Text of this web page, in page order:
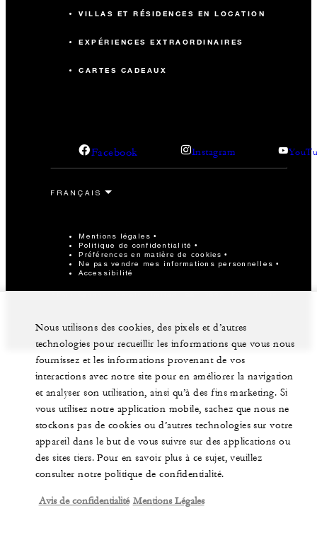
VILLAS ET RÉSIDENCES EN LOCATION
EXPÉRIENCES EXTRAORDINAIRES
CARTES CADEAUX
Facebook Instagram
Mentions légales
Politique de confidentialité
Préférences en matière de cookies
Ne pas vendre mes informations personnelles
Accessibilité
Nous utilisons des cookies, des pixels et d’autres
technologies pour recueillir les informations que vous nous
fournissez et les informations provenant de vos
interactions avec notre site pour en améliorer la navigation
et analyser son utilisation, ainsi qu’à des fins marketing. Si
vous utilisez notre application mobile, sachez que nous ne
stockons pas de cookies ou d’autres technologies sur votre
appareil dans le but de vous suivre sur des applications ou
des sites tiers. Pour en savoir plus à ce sujet, veuillez
consulter notre politique de confidentialité.
Avis de confidentialité Mentions Légales